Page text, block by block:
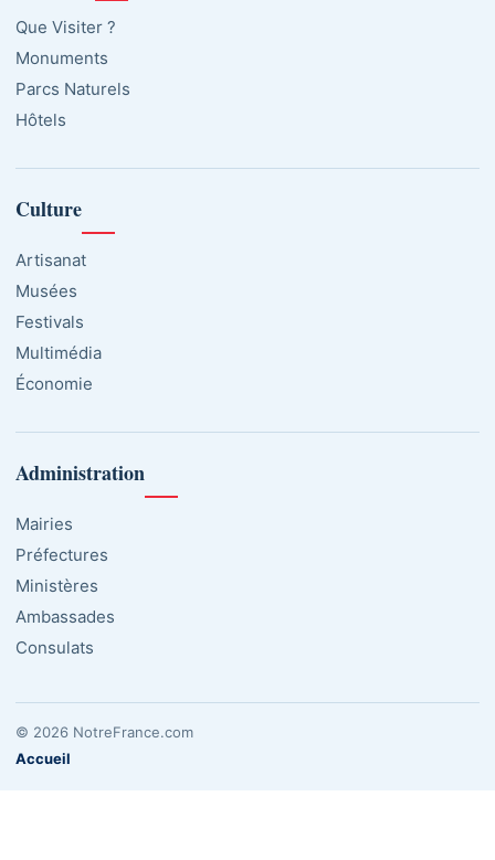
Que Visiter ?
Monuments
Parcs Naturels
Hôtels
Culture
Artisanat
Musées
Festivals
Multimédia
Économie
Administration
Mairies
Préfectures
Ministères
Ambassades
Consulats
© 2026 NotreFrance.com
Accueil